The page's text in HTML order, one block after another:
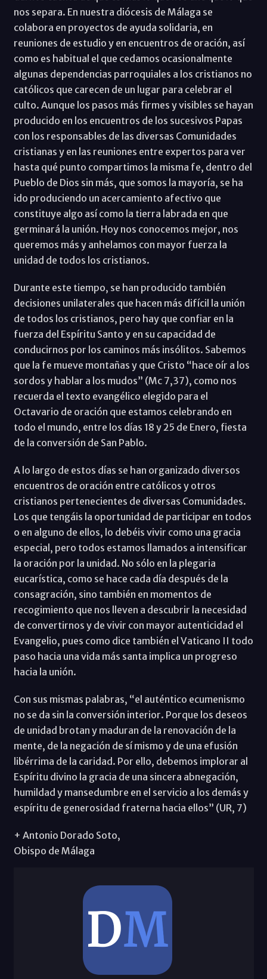
nos separa. En nuestra diócesis de Málaga se
colabora en proyectos de ayuda solidaria, en
reuniones de estudio y en encuentros de oración, así
como es habitual el que cedamos ocasionalmente
algunas dependencias parroquiales a los cristianos no
católicos que carecen de un lugar para celebrar el
culto. Aunque los pasos más firmes y visibles se hayan
producido en los encuentros de los sucesivos Papas
con los responsables de las diversas Comunidades
cristianas y en las reuniones entre expertos para ver
hasta qué punto compartimos la misma fe, dentro del
Pueblo de Dios sin más, que somos la mayoría, se ha
ido produciendo un acercamiento afectivo que
constituye algo así como la tierra labrada en que
germinará la unión. Hoy nos conocemos mejor, nos
queremos más y anhelamos con mayor fuerza la
unidad de todos los cristianos.
Durante este tiempo, se han producido también
decisiones unilaterales que hacen más difícil la unión
de todos los cristianos, pero hay que confiar en la
fuerza del Espíritu Santo y en su capacidad de
conducirnos por los caminos más insólitos. Sabemos
que la fe mueve montañas y que Cristo “hace oír a los
sordos y hablar a los mudos” (Mc 7,37), como nos
recuerda el texto evangélico elegido para el
Octavario de oración que estamos celebrando en
todo el mundo, entre los días 18 y 25 de Enero, fiesta
de la conversión de San Pablo.
A lo largo de estos días se han organizado diversos
encuentros de oración entre católicos y otros
cristianos pertenecientes de diversas Comunidades.
Los que tengáis la oportunidad de participar en todos
o en alguno de ellos, lo debéis vivir como una gracia
especial, pero todos estamos llamados a intensificar
la oración por la unidad. No sólo en la plegaria
eucarística, como se hace cada día después de la
consagración, sino también en momentos de
recogimiento que nos lleven a descubrir la necesidad
de convertirnos y de vivir con mayor autenticidad el
Evangelio, pues como dice también el Vaticano II todo
paso hacia una vida más santa implica un progreso
hacia la unión.
Con sus mismas palabras, “el auténtico ecumenismo
no se da sin la conversión interior. Porque los deseos
de unidad brotan y maduran de la renovación de la
mente, de la negación de sí mismo y de una efusión
libérrima de la caridad. Por ello, debemos implorar al
Espíritu divino la gracia de una sincera abnegación,
humildad y mansedumbre en el servicio a los demás y
espíritu de generosidad fraterna hacia ellos” (UR, 7)
+ Antonio Dorado Soto,
Obispo de Málaga